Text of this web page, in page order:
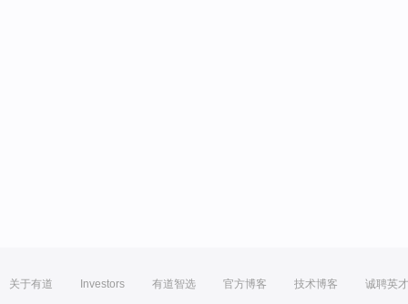
关于有道 Investors 有道智选 官方博客 技术博客 诚聘英才